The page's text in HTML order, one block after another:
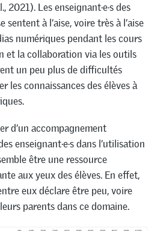
2021). Les enseignant·e·s des
sentent à l’aise, voire très à l’aise
numériques pendant les cours
et la collaboration via les outils
un peu plus de difficultés
les connaissances des élèves à
d’un accompagnement
enseignant·e·s dans l’utilisation
être une ressource
aux yeux des élèves. En effet,
eux déclare être peu, voire
parents dans ce domaine.